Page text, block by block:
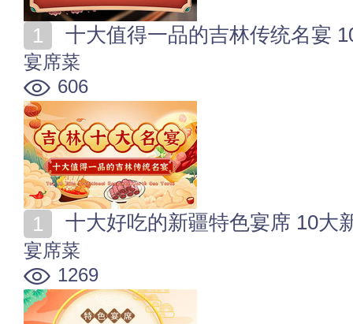
十大值得一品的吉林传统名宴
宴席菜
606
十大好吃的新疆特色宴席 10大
宴席菜
1269